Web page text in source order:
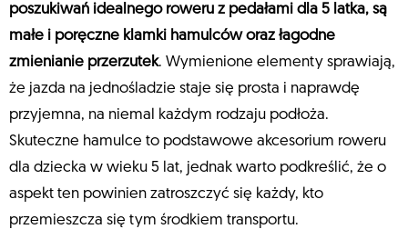
poszukiwań idealnego roweru z pedałami dla 5 latka, są
małe i poręczne klamki hamulców oraz łagodne
zmienianie przerzutek. Wymienione elementy sprawiają,
że jazda na jednośladzie staje się prosta i naprawdę
przyjemna, na niemal każdym rodzaju podłoża.
Skuteczne hamulce to podstawowe akcesorium roweru
dla dziecka w wieku 5 lat, jednak warto podkreślić, że o
aspekt ten powinien zatroszczyć się każdy, kto
przemieszcza się tym środkiem transportu.